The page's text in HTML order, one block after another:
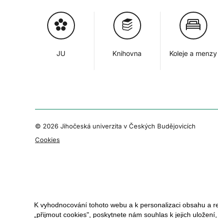
JU Knihovna Koleje a menzy
© 2026 Jihočeská univerzita v Českých Budějovicích
Cookies
K vyhodnocování tohoto webu a k personalizaci obsahu a
„přijmout cookies", poskytnete nám souhlas k jejich